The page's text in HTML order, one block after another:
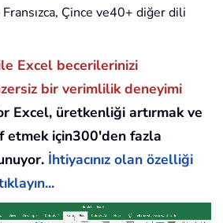
Çince ve40+ diğer dili
Excel becerilerinizi
bir verimlilik deneyimi
Excel, üretkenliği artırmak ve
etmek için300'den fazla
İhtiyacınız olan özelliği